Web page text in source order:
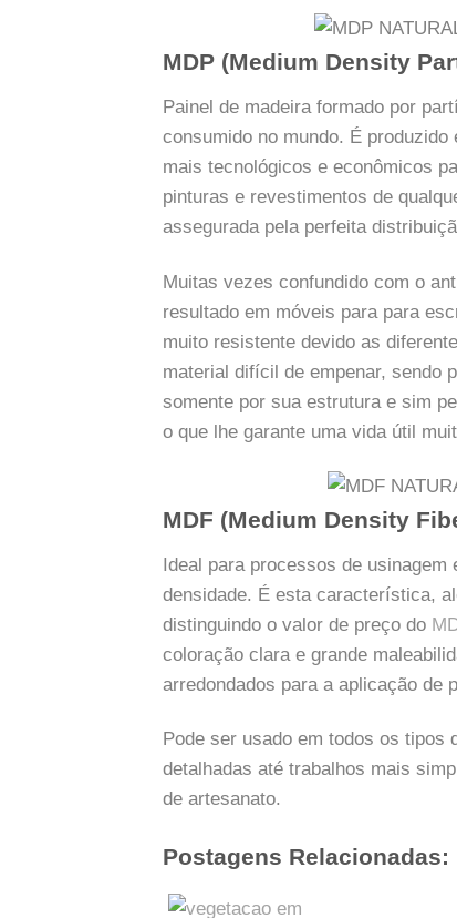
MDP (Medium Density
Painel de madeira formado por
consumido no mundo. É
mais tecnológicos e econômicos
pinturas e revestimentos de
assegurada pela perfeita
Muitas vezes confundido com o
resultado em móveis para para
muito resistente devido as
material difícil de empenar, sendo
somente por sua estrutura e sim
o que lhe garante uma vida útil
MDF (Medium Density
Ideal para processos de
densidade. É esta característica,
distinguindo o valor de preço do
coloração clara e grande
arredondados para a aplicação de
Pode ser usado em todos os tipos
detalhadas até trabalhos mais
de artesanato.
Postagens Relacionadas: